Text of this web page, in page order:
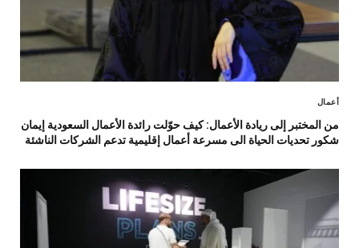
أعمال
من المختبر إلى ريادة الأعمال: كيف حوّلت رائدة الأعمال السعودية إيمان
شكور تحديات الحياة الى مسرعة أعمال إقليمية تدعم الشركات الناشئة